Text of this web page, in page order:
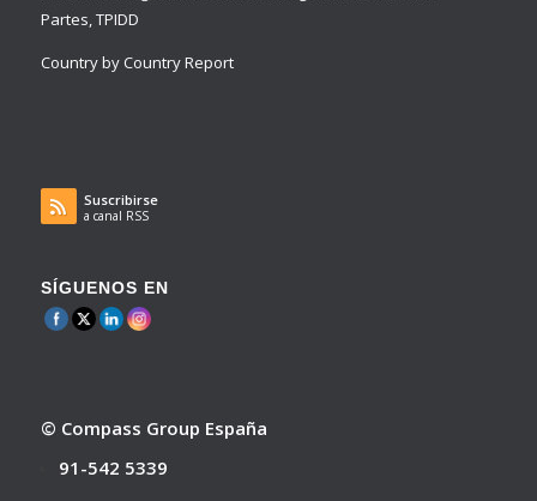
Partes, TPIDD
Country by Country Report
Suscribirse
a canal RSS
SÍGUENOS EN
© Compass Group España
91-542 5339